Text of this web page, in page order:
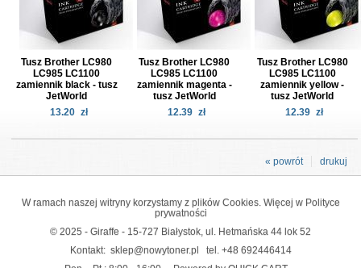
Tusz Brother LC980
LC985 LC1100
zamiennik black - tusz
JetWorld
13.20 zł
Tusz Brother LC980
LC985 LC1100
zamiennik magenta -
tusz JetWorld
12.39 zł
Tusz Brother LC980
LC985 LC1100
zamiennik yellow -
tusz JetWorld
12.39 zł
drukuj
« powrót
W ramach naszej witryny korzystamy z plików Cookies. Więcej w Polityce
prywatności
© 2025 - Giraffe - 15-727 Białystok, ul. Hetmańska 44 lok 52
Kontakt: sklep@nowytoner.pl tel. +48 692446414